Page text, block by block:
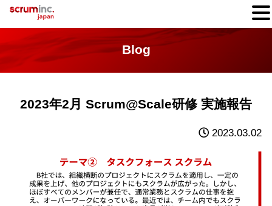
Blog
2023年2月 Scrum@Scale研修 実施報告
2023.03.02